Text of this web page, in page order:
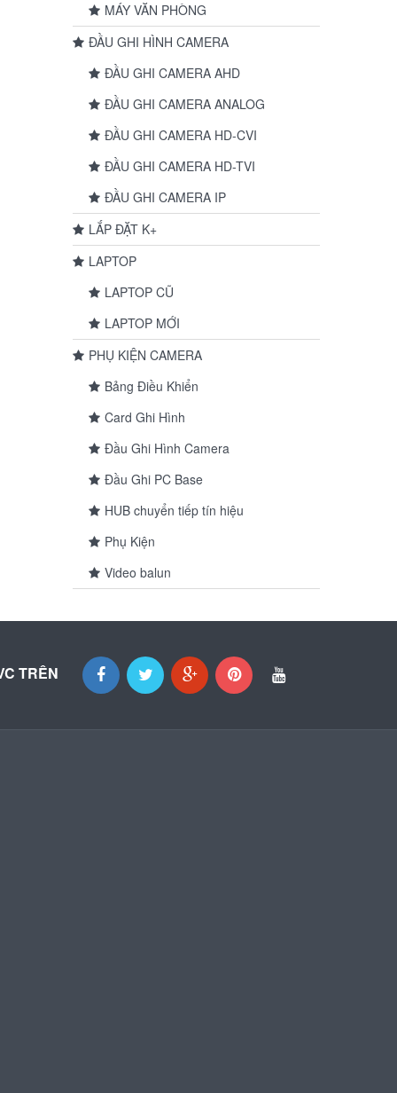
MÁY VĂN PHÒNG
ĐẦU GHI HÌNH CAMERA
ĐẦU GHI CAMERA AHD
ĐẦU GHI CAMERA ANALOG
ĐẦU GHI CAMERA HD-CVI
ĐẦU GHI CAMERA HD-TVI
ĐẦU GHI CAMERA IP
LẮP ĐẶT K+
LAPTOP
LAPTOP CŨ
LAPTOP MỚI
PHỤ KIỆN CAMERA
Bảng Điều Khiển
Card Ghi Hình
Đầu Ghi Hình Camera
Đầu Ghi PC Base
HUB chuyển tiếp tín hiệu
Phụ Kiện
Video balun
TRÊN